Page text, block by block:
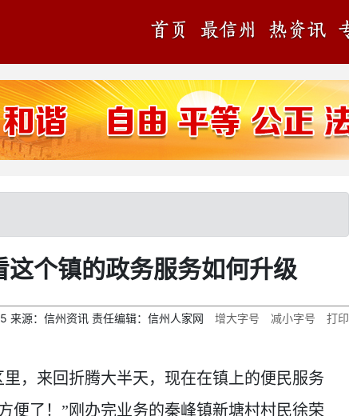
这个镇的政务服务如何升级
来源： 信州资讯 责任编辑： 信州人家网 增大字号 减小字号 打印
，来回折腾大半天，现在在镇上的便民服务
便了！”刚办完业务的秦峰镇新塘村村民徐荣